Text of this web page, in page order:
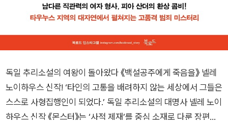
독일 추리소설의 여왕이 돌아왔다 《백설공주에게 죽음을》 넬레
노이하우스 신작! ‘타인의 고통을 배려하지 않는 세상에서 그들은
스스로 사형집행인이 되었다.’ 독일 추리소설의 대명사 넬레 노이
하우스 신작 《몬스터》는 ‘사적 제재’를 중심 소재로 다룬 장편소